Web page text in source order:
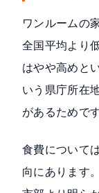
ワンルームの
全国平均より
はやや高めと
いう県庁所在
があるためです
食費について
向にあります